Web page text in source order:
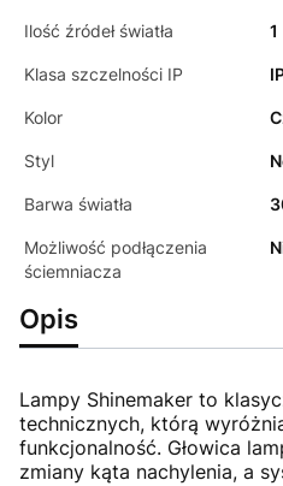
Ilość źródeł światła 1
Klasa szczelności IP
Kolor
Styl
Barwa światła
Możliwość podłączenia
ściemniacza
Opis
Lampy Shinemaker to
technicznych, którą
funkcjonalność. Głowica
zmiany kąta nachylenia, a